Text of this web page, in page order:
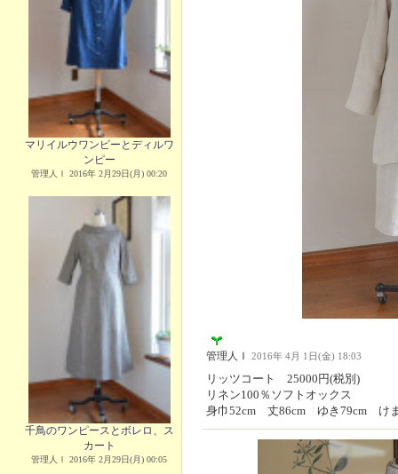
マリイルウワンピーとディルワ
ンピー
管理人Ｉ 2016年 2月29日(月) 00:20
千鳥のワンピースとボレロ、ス
カート
管理人Ｉ 2016年 2月29日(月) 00:05
管理人Ｉ 2016年 4月 1日(金) 18:03
リッツコート 25000円(税別)
リネン100％ソフトオックス
身巾52cm 丈86cm ゆき79cm け